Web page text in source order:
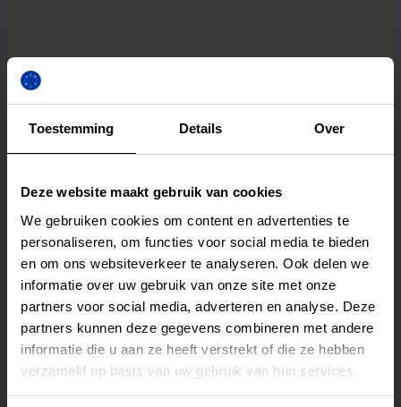
Toestemming Details Over
Deze website maakt gebruik van cookies
We gebruiken cookies om content en advertenties te
personaliseren, om functies voor social media te bieden
en om ons websiteverkeer te analyseren. Ook delen we
informatie over uw gebruik van onze site met onze
partners voor social media, adverteren en analyse. Deze
partners kunnen deze gegevens combineren met andere
informatie die u aan ze heeft verstrekt of die ze hebben
verzameld op basis van uw gebruik van hun services.